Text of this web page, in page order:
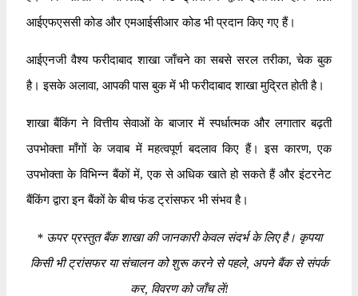
आईएफएससी कोड और एमआईसीआर कोड भी प्रदान किए गए हैं।
आईएनजी वैश्य फरीदाबाद शाखा जाँचने का सबसे सरल तरीका, चेक बुक
है। इसके अलावा, आपकी पास बुक में भी फरीदाबाद शाखा मुद्रित होती है।
शाखा बैंकिंग ने वित्तीय सेवाओं के बाजार में स्पर्धात्मक और लगातार बढ़ती
उपभोक्ता माँगों के जवाब में महत्वपूर्ण बदलाव किए हैं। इस कारण, एक
उपभोक्ता के विभिन्न बैंकों में, एक से अधिक खाते हो सकते हैं और इंटरनेट
बैंकिंग द्वारा इन बैंकों के बीच फंड ट्रांसफर भी संभव है।
*ऊपर प्रस्तुत बैंक शाखा की जानकारी केवल संदर्भ के लिए है। कृपया
किसी भी ट्रांसफर या संचालन को शुरू करने से पहले, अपने बैंक से संपर्क
कर, विवरण को जाँच लें!